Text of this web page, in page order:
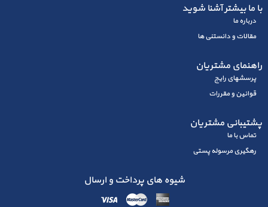
با ما بیشتر آشنا شوید
درباره ما
مقالات و دانستنی ها
راهنمای مشتریان
پرسشهای رايج
قوانین و مقررات
پشتیبانی مشتریان
تماس با ما
رهگیری مرسوله پستی
شیوه های پرداخت و ارسال